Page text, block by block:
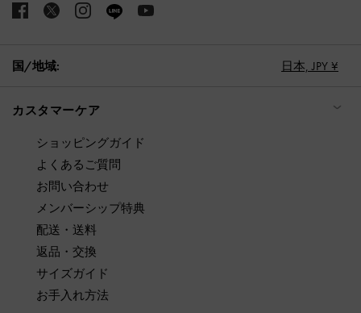
国/地域: 日本, JPY ¥
カスタマーケア
ショッピングガイド
よくあるご質問
お問い合わせ
メンバーシップ特典
配送・送料
返品・交換
サイズガイド
お手入れ方法